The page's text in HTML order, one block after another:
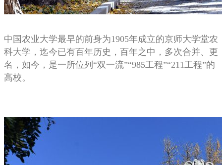
中国农业大学最早的前身为1905年成立的京师大学堂农
科大学，迄今已有百年历史，百年之中，多次合并、更
名，如今，是一所位列“双一流”“985工程”“211工程”的
高校。